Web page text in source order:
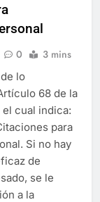
0 3 mins
lo
68 de la
el cual indica:
para
Si no hay
de
se le
a la